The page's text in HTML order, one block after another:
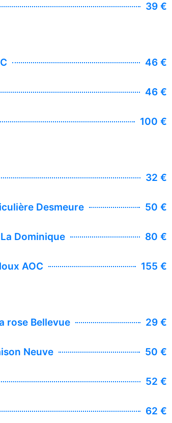
39 €
46 €
46 €
100 €
32 €
Desmeure 50 €
Dominique 80 €
AOC 155 €
rose Bellevue 29 €
Neuve 50 €
52 €
62 €